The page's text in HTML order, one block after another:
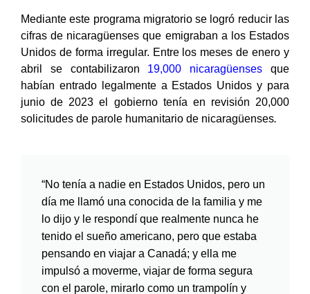
Mediante este programa migratorio se logró reducir las
cifras de nicaragüenses que emigraban a los Estados
Unidos de forma irregular. Entre los meses de enero y
abril se contabilizaron 19,000 nicaragüenses
que
habían entrado legalmente a Estados Unidos y para
junio de 2023 el gobierno tenía en revisión 20,000
solicitudes de parole humanitario de nicaragüenses.
“No tenía a nadie en Estados Unidos, pero un
día me llamó una conocida de la familia y me
lo dijo y le respondí que realmente nunca he
tenido el sueño americano, pero que estaba
pensando en viajar a Canadá; y ella me
impulsó a moverme, viajar de forma segura
con el parole, mirarlo como un trampolín y